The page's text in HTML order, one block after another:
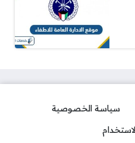
سياسة الخصوصية